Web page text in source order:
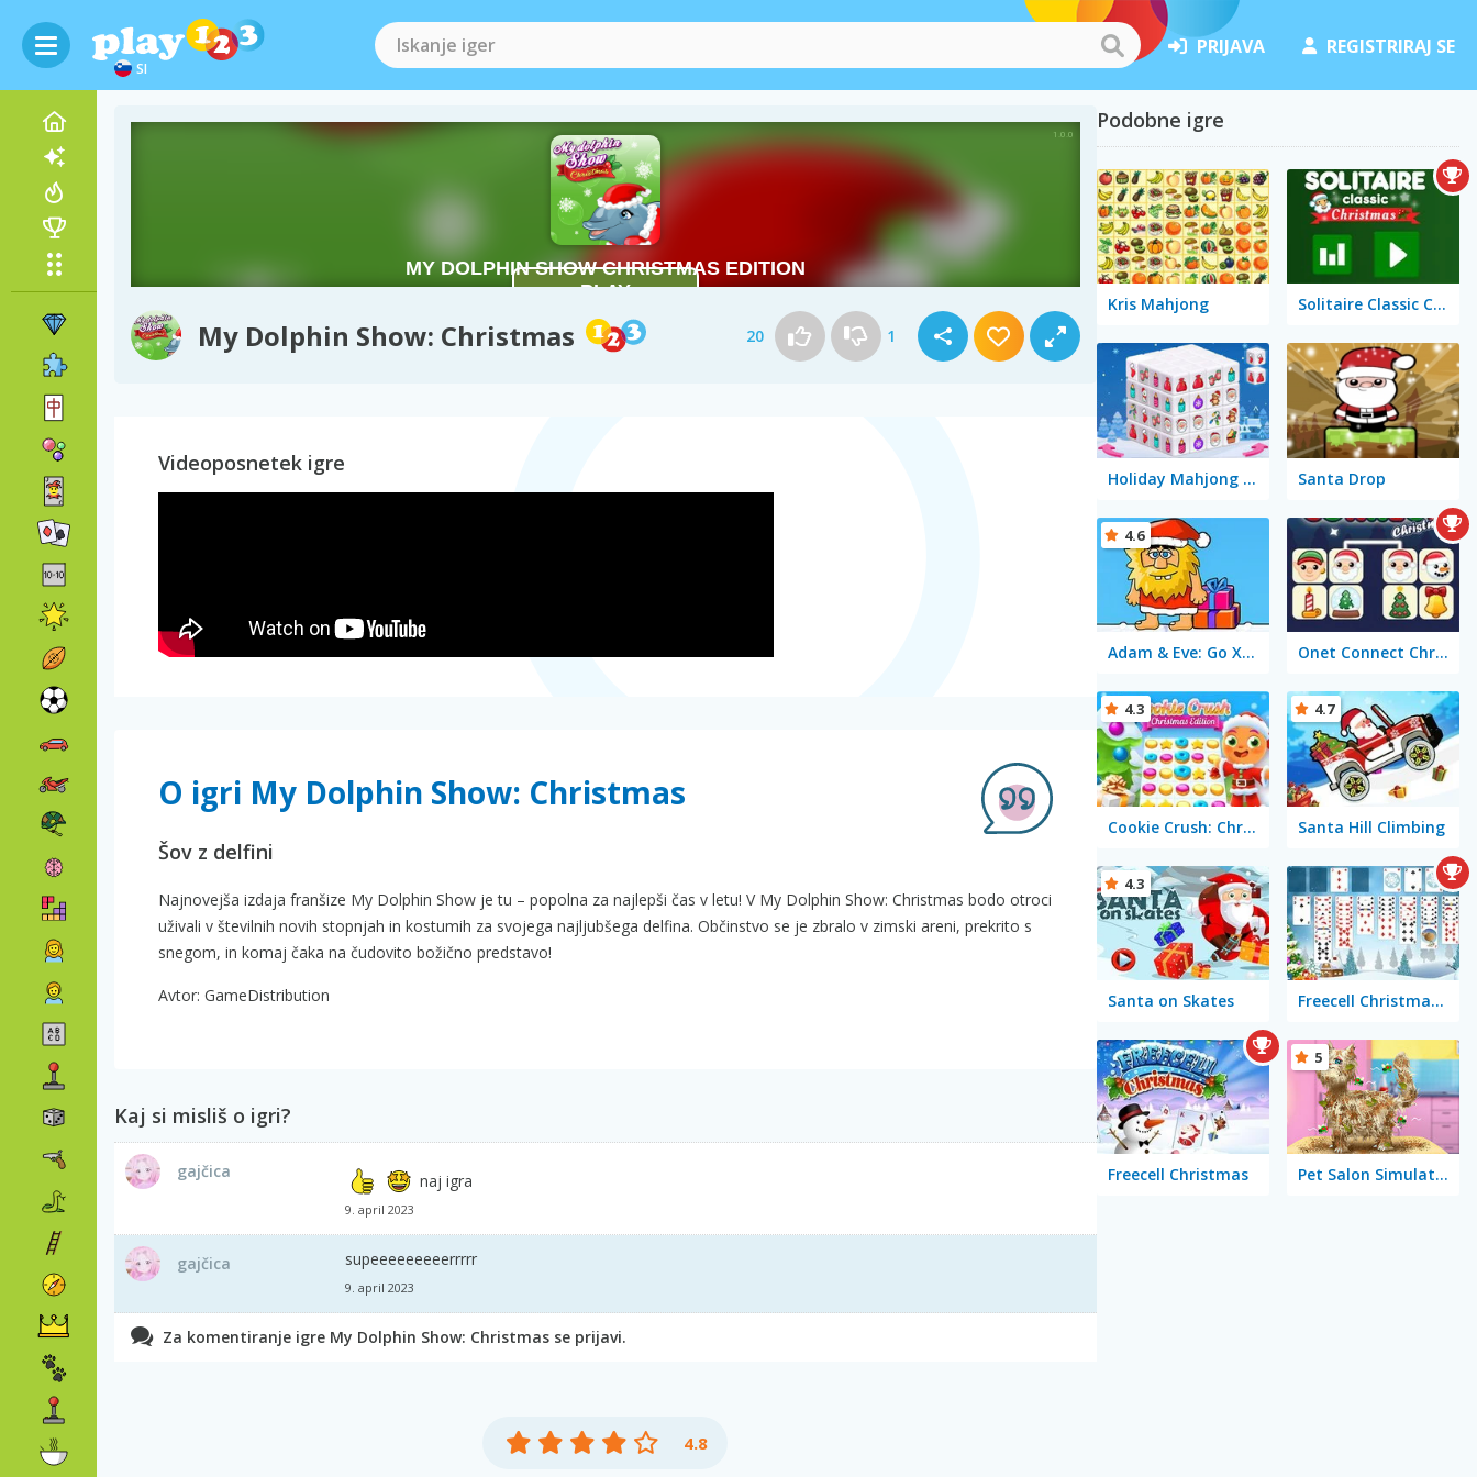
SI
PRIJAVA REGISTRIRAJ SE
My Dolphin Show: Christmas 20 1
Videoposnetek igre
O igri My Dolphin Show: Christmas
Šov z delfini
Najnovejša izdaja franšize My Dolphin Show je tu – popolna za najlepši čas v letu! V My Dolphin Show: Christmas bodo otroci
uživali v številnih novih stopnjah in kostumih za svojega najljubšega delfina. Občinstvo se je zbralo v zimski areni, prekrito s
snegom, in komaj čaka na čudovito božično predstavo!
Avtor: GameDistribution
Kaj si misliš o igri?
gajčica naj igra
9. april 2023
gajčica supeeeeeeeeerrrrr
9. april 2023
Za komentiranje igre My Dolphin Show: Christmas se prijavi.
4.8
Podobne igre
Kris Mahjong Solitaire Classic Christmas
Holiday Mahjong Dimensions Santa Drop
Adam & Eve: Go Xmas
4.6
Onet Connect Christmas
Cookie Crush: Christmas Edition
4.3
Santa Hill Climbing
4.7
Santa on Skates
4.3
Freecell Christmas Solitaire
Freecell Christmas Pet Salon Simulator
5